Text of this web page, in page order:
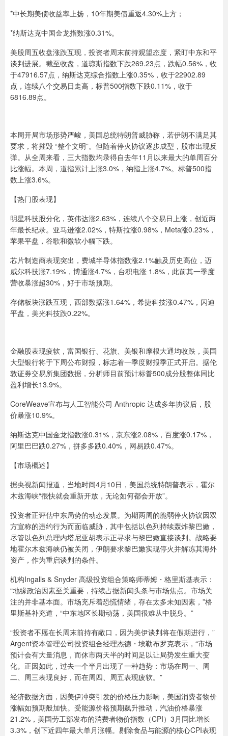
*中长期美债收益率上扬，10年期美债重返4.30%上方；
*纳斯达克中国金龙指数涨0.31%。
美股周五收盘涨跌互现，投资者周末前持观望态度，紧盯中东和平
谈判进展。截至收盘，道琼斯指数下跌269.23点，跌幅0.56%，收
于47916.57点，纳斯达克综合指数上涨0.35%，收于22902.89
点，连续八个交易日走高，标普500指数下跌0.11%，收于
6816.89点。
本周开局市场形势严峻，美国总统特朗普威胁称，若伊朗不满足其
要求，将摧毁 “整个文明”。但随着停火协议逐步成型，股市出现反
弹。从全周来看，三大指数均录得自去年11月以来最大的单周百分
比涨幅。本周，道指累计上涨3.0%，纳指上涨4.7%。标普500指
数上涨3.6%。
【热门股表现】
明星科技股分化，英伟达涨2.63%，连续八个交易日上涨，创近两
年最长纪录。亚马逊涨2.02%，特斯拉涨0.98%，Meta涨0.23%，
苹果平盘，谷歌和微软小幅下跌。
芯片制造商表现突出，费城半导体指数涨2.1%触及历史高位，迈
威尔科技涨7.19%，博通涨4.7%，台积电涨 1.8%，此前其一季度
营收暴涨超30%，好于市场预期。
存储板块涨跌互现，西部数据涨1.64%，希捷科技涨0.47%，闪迪
平盘，美光科技跌0.22%。
金融股表现疲软，富国银行、花旗、美银和摩根大通均收跌，美国
大型银行将于下周公布财报，标志着一季度财报季正式开启。据伦
敦证券交易所集团数据，分析师目前预计标普500成分股整体同比
盈利增长13.9%。
CoreWeave宣布与人工智能公司 Anthropic 达成多年协议后，股
价暴涨10.9%。
纳斯达克中国金龙指数涨0.31%，京东涨2.08%，百度涨0.17%，
阿里巴巴跌0.27%，拼多多跌0.40%，网易跌0.47%。
【市场概述】
据央视新闻报道，当地时间4月10日，美国总统特朗普表示，霍尔
木兹海峡“很快就会重新开放，无论如何都会开放”。
投资者正评估中东局势的动态发展。为期两周的脆弱停火协议因双
方宣称的违约行为而面临威胁，其中包括以色列持续轰炸黎巴嫩，
尽管以色列总理内塔尼亚胡表示正寻求与黎巴嫩直接谈判。战略要
地霍尔木兹海峡仍被关闭，伊朗要求黎巴嫩实现停火并解冻其海外
资产，作为重启谈判的条件。
机构Ingalls & Snyder 高级投资组合策略师蒂姆・格里斯基表示：
“地缘政治因素至关重要，持续占据新闻头条与市场焦点。市场关
注的并非基本面。市场充斥着恐慌情绪，存在太多未知因素，”格
里斯基补充道，“中东地区长期动荡，美国很难从中脱身。”
“投资者不愿在长周末前持有敞口，因为美伊谈判将在假期进行，”
Argent资本管理公司投资组合经理杰德・埃勒布罗克表示，“市场
预计会有大量消息，而休市两天半的时间足以让局势发生重大变
化。正因如此，过去一个半月出现了一种趋势：市场在周一、周
二、周三表现良好，而在周四、周五表现疲软。”
经济数据方面，因美伊冲突引发的价格压力影响，美国消费者物价
涨幅如预期般加快。受能源价格预期飙升推动，汽油价格暴涨
21.2%，美国劳工部发布的消费者物价指数（CPI）3月同比增长
3.3%，创下近四年最大单月涨幅。剔除食品与能源的核心CPI表现